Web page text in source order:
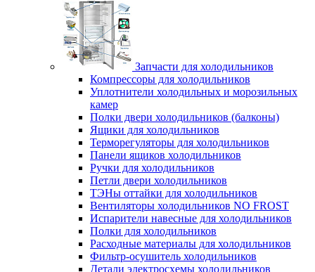
Запчасти для холодильников
Компрессоры для холодильников
Уплотнители холодильных и морозильных
камер
Полки двери холодильников (балконы)
Ящики для холодильников
Терморегуляторы для холодильников
Панели ящиков холодильников
Ручки для холодильников
Петли двери холодильников
ТЭНы оттайки для холодильников
Вентиляторы холодильников NO FROST
Испарители навесные для холодильников
Полки для холодильников
Расходные материалы для холодильников
Фильтр-осушитель холодильников
Детали электросхемы холодильников